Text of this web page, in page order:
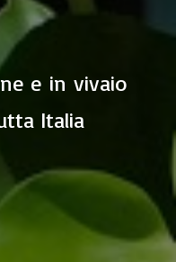
e in vivaio
Italia